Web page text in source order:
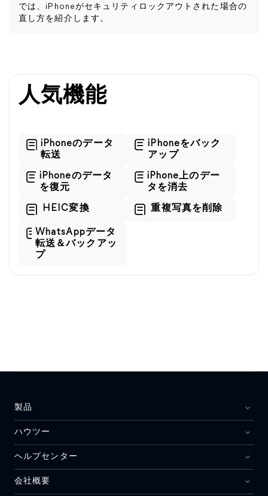
では、iPhoneがセキュリティロックアウトされた場合の
直し方を紹介します。
人気機能
iPhoneのデータ
転送
iPhoneをバック
アップ
iPhoneのデータ
を復元
iPhone上のデー
タを消去
HEIC変換 重複写真を削除
WhatsAppデータ
転送＆バックアッ
プ
製品
ハウツー
ヘルプセンター
会社概要